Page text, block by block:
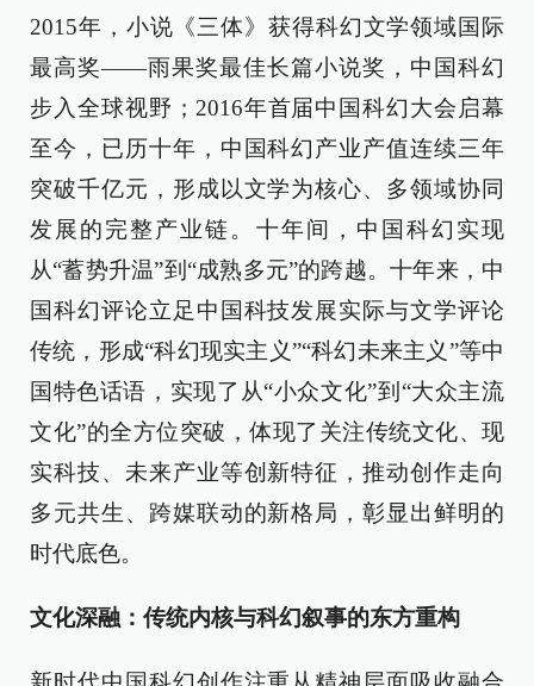
2015年，小说《三体》获得科幻文学领域国际
最高奖——雨果奖最佳长篇小说奖，中国科幻
步入全球视野；2016年首届中国科幻大会启幕
至今，已历十年，中国科幻产业产值连续三年
突破千亿元，形成以文学为核心、多领域协同
发展的完整产业链。十年间，中国科幻实现
从“蓄势升温”到“成熟多元”的跨越。十年来，中
国科幻评论立足中国科技发展实际与文学评论
传统，形成“科幻现实主义”“科幻未来主义”等中
国特色话语，实现了从“小众文化”到“大众主流
文化”的全方位突破，体现了关注传统文化、现
实科技、未来产业等创新特征，推动创作走向
多元共生、跨媒联动的新格局，彰显出鲜明的
时代底色。
文化深融：传统内核与科幻叙事的东方重构